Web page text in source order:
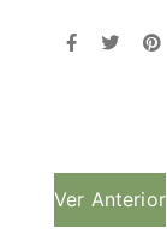
Ver Anterior